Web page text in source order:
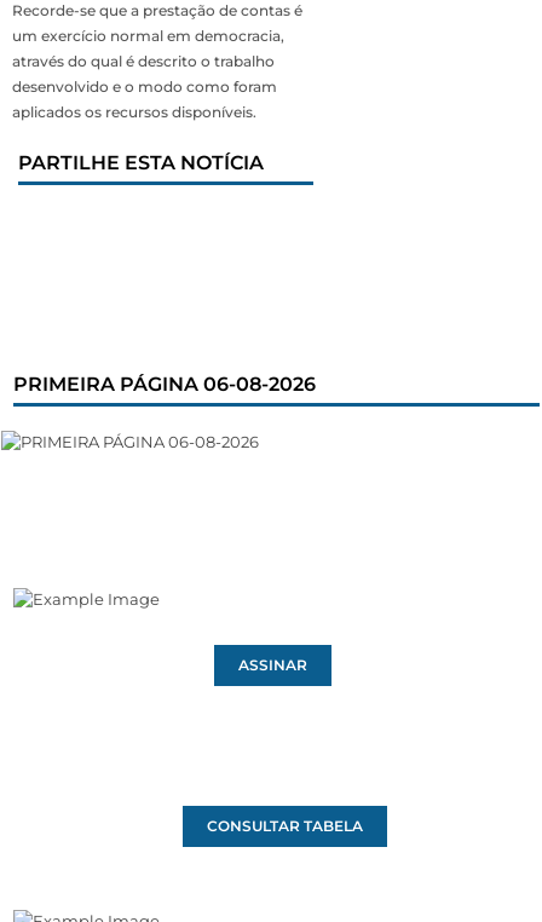
Recorde-se que a prestação de contas é
um exercício normal em democracia,
através do qual é descrito o trabalho
desenvolvido e o modo como foram
aplicados os recursos disponíveis.
PARTILHE ESTA NOTÍCIA
PRIMEIRA PÁGINA 06-08-2026
ASSINAR
CONSULTAR TABELA